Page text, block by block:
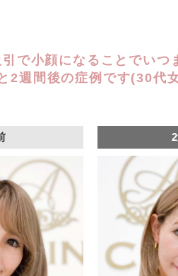
で小顔になることでいつ
2週間後の症例です(30代